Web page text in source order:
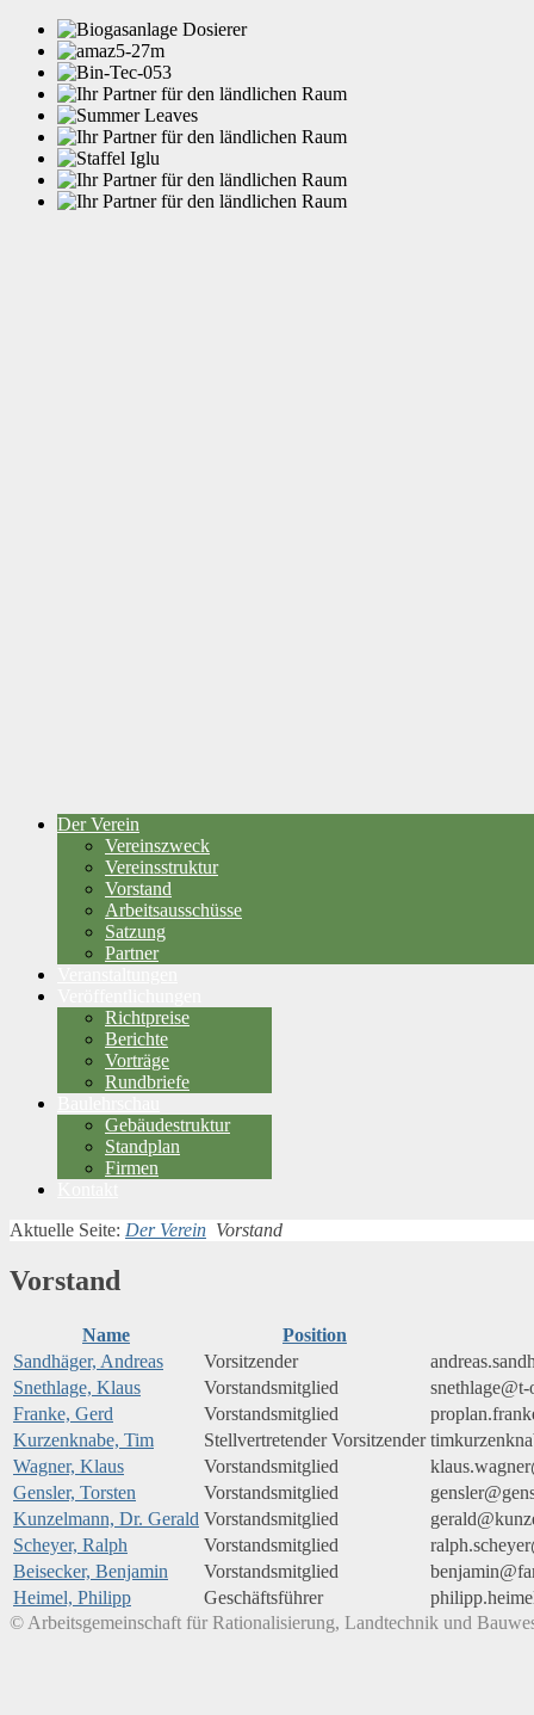
Der Verein
Vereinszweck
Vereinsstruktur
Vorstand
Arbeitsausschüsse
Satzung
Partner
Richtpreise
Berichte
Vorträge
Rundbriefe
Gebäudestruktur
Standplan
Firmen
Aktuelle Seite: Der Verein Vorstand
Vorstand
Name
Position
Sandhäger, Andreas
Vorsitzender
Snethlage, Klaus
Vorstandsmitglied
Franke, Gerd
Vorstandsmitglied
Kurzenknabe, Tim
Stellvertretender Vorsitzender
Wagner, Klaus
Vorstandsmitglied
Gensler, Torsten
Vorstandsmitglied
Kunzelmann, Dr. Gerald Vorstandsmitglied
Scheyer, Ralph
Vorstandsmitglied
Beisecker, Benjamin
Vorstandsmitglied
Heimel, Philipp
Geschäftsführer
© Arbeitsgemeinschaft für Rationalisierung, Landtechnik und